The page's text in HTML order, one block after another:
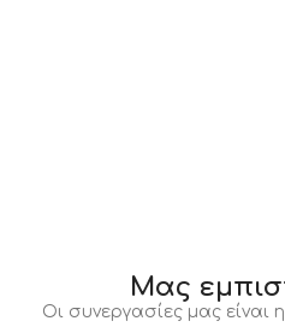
Μας
Οι συνεργασίες μας είναι